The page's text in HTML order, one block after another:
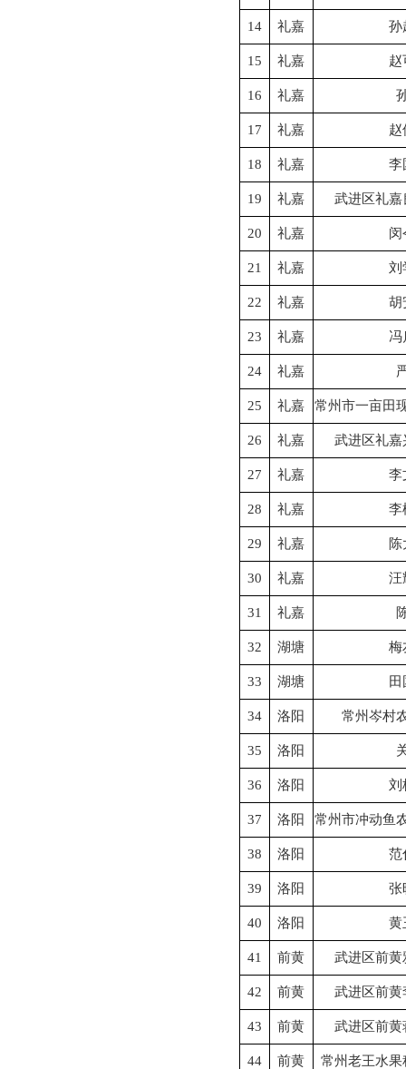
14 礼嘉 孙
15 礼嘉 赵
16 礼嘉
17 礼嘉 赵
18 礼嘉 李
19 礼嘉 武进区礼
20 礼嘉 闵
21 礼嘉 刘
22 礼嘉 胡
23 礼嘉 冯
24 礼嘉
25 礼嘉 常州市一亩田
26 礼嘉 武进区礼
27 礼嘉 李
28 礼嘉 李
29 礼嘉 陈
30 礼嘉 汪
31 礼嘉
32 湖塘 梅
33 湖塘 田
34 洛阳 常州岑村
35 洛阳
36 洛阳 刘
37 洛阳 常州市冲动鱼
38 洛阳 范
39 洛阳 张
40 洛阳 黄
41 前黄 武进区前
42 前黄 武进区前
43 前黄 武进区前
44 前黄 常州老王水